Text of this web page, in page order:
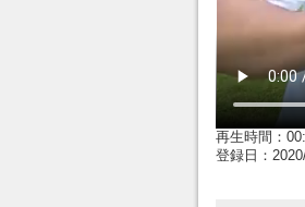
再生時間：
登録日：